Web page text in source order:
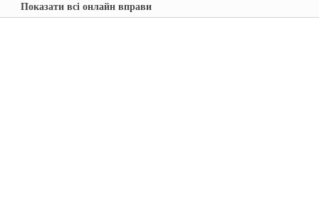
Показати всі онлайн вправи